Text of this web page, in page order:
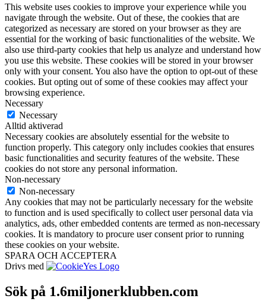
This website uses cookies to improve your experience while you
navigate through the website. Out of these, the cookies that are
categorized as necessary are stored on your browser as they are
essential for the working of basic functionalities of the website. We
also use third-party cookies that help us analyze and understand how
you use this website. These cookies will be stored in your browser
only with your consent. You also have the option to opt-out of these
cookies. But opting out of some of these cookies may affect your
browsing experience.
Necessary
Necessary
Alltid aktiverad
Necessary cookies are absolutely essential for the website to
function properly. This category only includes cookies that ensures
basic functionalities and security features of the website. These
cookies do not store any personal information.
Non-necessary
Non-necessary
Any cookies that may not be particularly necessary for the website
to function and is used specifically to collect user personal data via
analytics, ads, other embedded contents are termed as non-necessary
cookies. It is mandatory to procure user consent prior to running
these cookies on your website.
SPARA OCH ACCEPTERA
Drivs med
Sök på 1.6miljonerklubben.com